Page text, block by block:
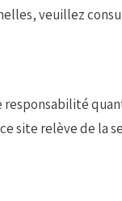
veuillez
site relève de la